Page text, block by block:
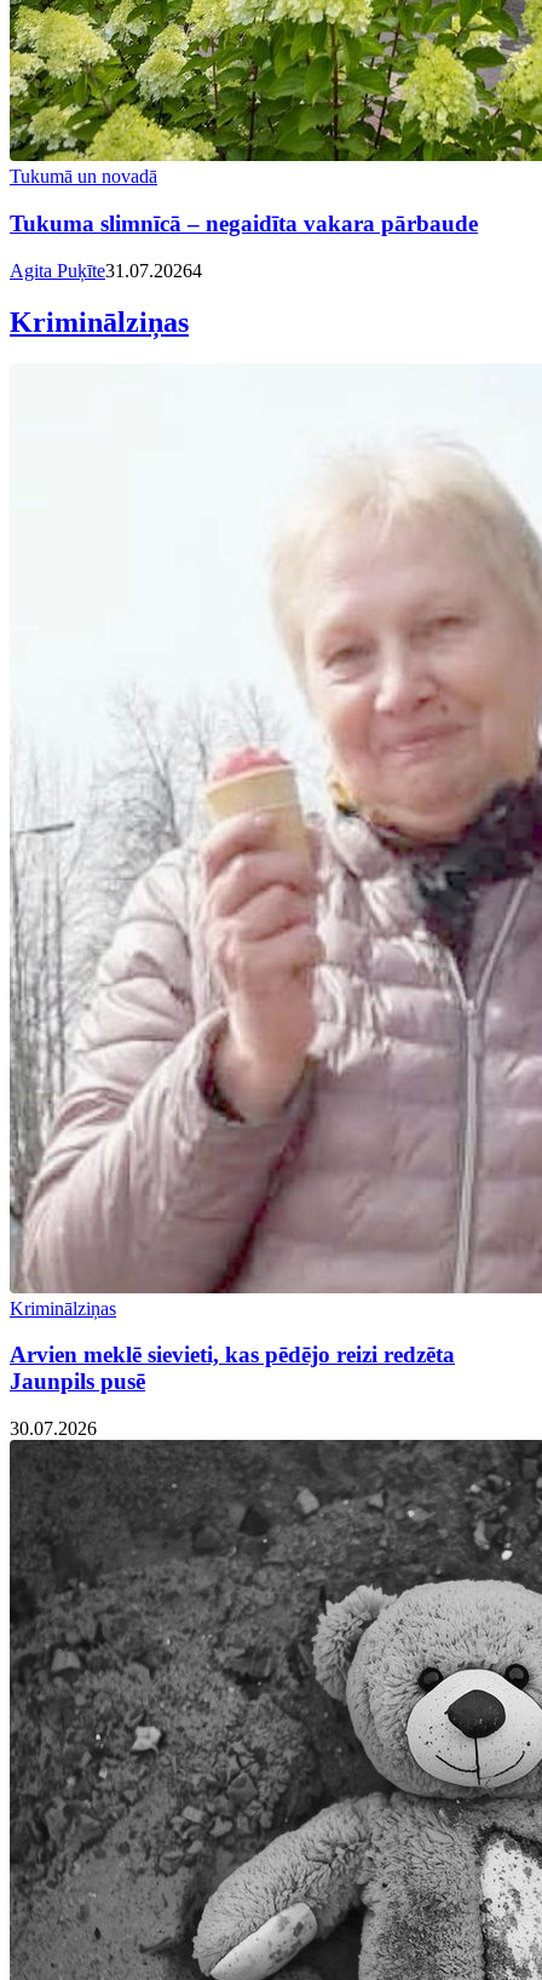
Tukumā un novadā
Tukuma slimnīcā – negaidīta vakara pārbaude
Agita Puķīte31.07.20264
Kriminālziņas
Kriminālziņas
Arvien meklē sievieti, kas pēdējo reizi redzēta
Jaunpils pusē
30.07.2026